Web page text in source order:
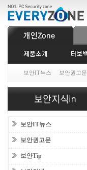
보안IT뉴스 보안권고문
보안IT뉴스
보안권고문
보안Tip